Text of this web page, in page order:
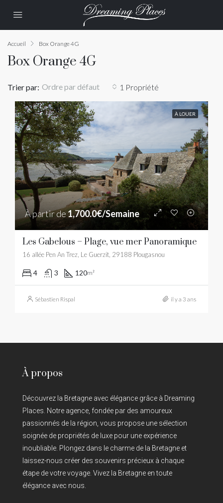
Accueil Box Orange 4G
Box Orange 4G
1 Propriété
Trier par: Ordre par défaut
À LOUER
À partir de1,700.0€/Semaine
Les Gabelous – Plage, vue mer Panoramique
16 allée Pen An Trez, Le Guerzit, 29188 Plougasnou
4 3 120m²
Sébastien Rispal il y a 3 ans
À propos
Découvrez la Bretagne avec élégance grâce à Dreaming
Places. Notre agence, fondée par des amoureux
passionnés de la région, vous propose une sélection
soignée de propriétés de luxe pour une expérience
inoubliable. Plongez dans le charme de la Bretagne et
laissez-nous créer des souvenirs précieux à chaque
étape de votre voyage. Vivez la Bretagne en toute
élégance avec nous.